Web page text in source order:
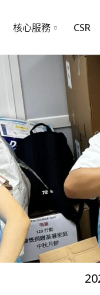
核心服務 CSR